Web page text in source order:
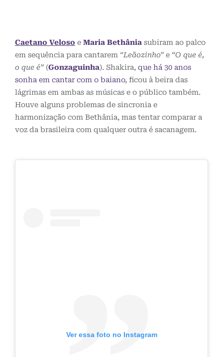
Caetano Veloso e Maria Bethânia subiram ao palco
em sequência para cantarem “Leãozinho” e “O que é,
o que é” (Gonzaguinha). Shakira, que há 30 anos
sonha em cantar com o baiano, ficou à beira das
lágrimas em ambas as músicas e o público também.
Houve alguns problemas de sincronia e
harmonização com Bethânia, mas tentar comparar a
voz da brasileira com qualquer outra é sacanagem.
Ver essa foto no Instagram